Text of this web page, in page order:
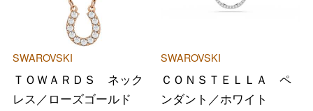
SWAROVSKI
ＴＯＷＡＲＤＳ ネック
レス／ローズゴールド
SWAROVSKI
ＣＯＮＳＴＥＬＬＡ ペ
ンダント／ホワイト